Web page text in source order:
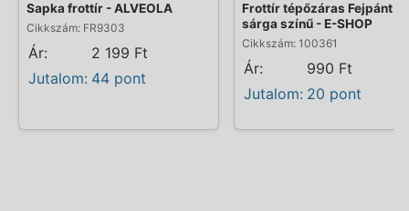
Sapka frottír - ALVEOLA
Cikkszám: FR9303
Ár:
2 199 Ft
Jutalom: 44 pont
Frottír tépőzáras Fejpánt -
sárga színű - E-SHOP
Cikkszám: 100361
Ár:
990 Ft
Jutalom: 20 pont